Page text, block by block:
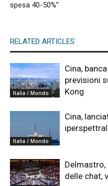
spesa 40-50%”
RELATED ARTICLES
Italia / Mondo
Cina,
previsioni
Kong
Italia / Mondo
Cina,
Delmastro,
delle chat,